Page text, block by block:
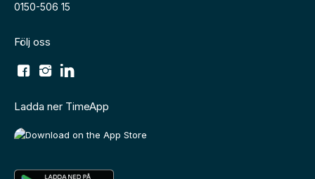
0150-506 15
Följ oss
Ladda ner TimeApp